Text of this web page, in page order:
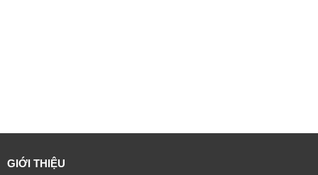
GIỚI THIỆU